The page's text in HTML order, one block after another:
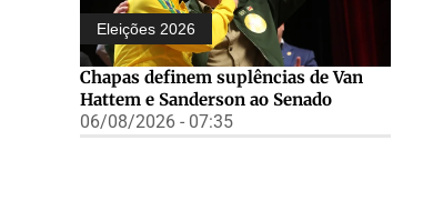
Eleições 2026
Chapas definem suplências de Van
Hattem e Sanderson ao Senado
06/08/2026 - 07:35